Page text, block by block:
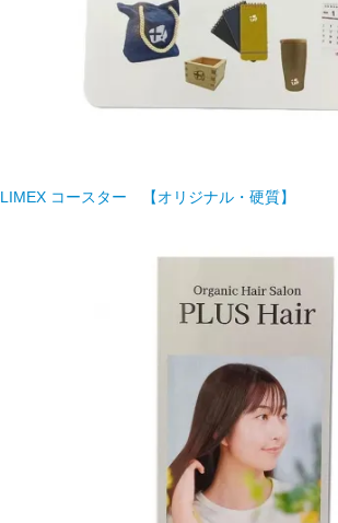
LIMEX コースター 【オリジナル・硬質】